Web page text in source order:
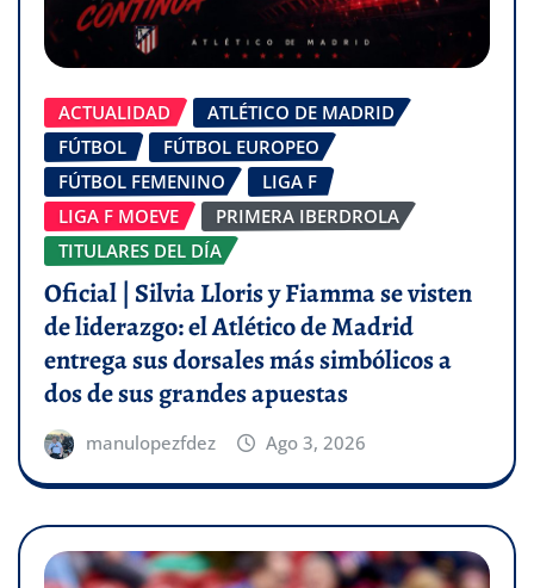
ACTUALIDAD
ATLÉTICO DE MADRID
FÚTBOL
FÚTBOL EUROPEO
FÚTBOL FEMENINO
LIGA F
LIGA F MOEVE
PRIMERA IBERDROLA
TITULARES DEL DÍA
Oficial | Silvia Lloris y Fiamma se visten
de liderazgo: el Atlético de Madrid
entrega sus dorsales más simbólicos a
dos de sus grandes apuestas
manulopezfdez Ago 3, 2026